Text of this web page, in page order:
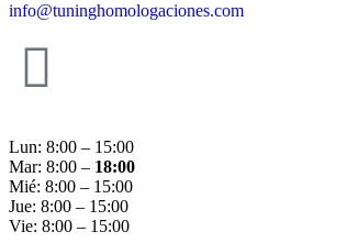
info@tuninghomologaciones.com
Lun: 8:00 – 15:00
Mar: 8:00 – 18:00
Mié: 8:00 – 15:00
Jue: 8:00 – 15:00
Vie: 8:00 – 15:00